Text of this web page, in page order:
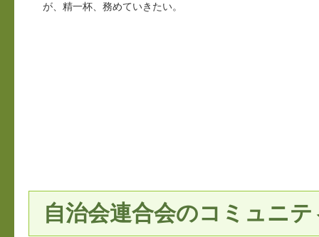
が、精一杯、務めていきたい。
自治会連合会のコミュニ